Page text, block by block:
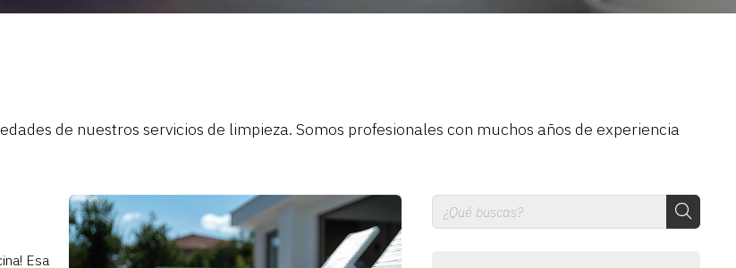
de nuestros servicios de limpieza. Somos profesionales con muchos años de experiencia
Esa